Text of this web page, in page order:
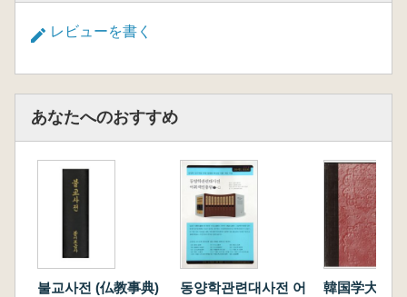
レビューを書く
あなたへのおすすめ
불교사전 (仏教事典)
동양학관련대사전 어
韓国学大百